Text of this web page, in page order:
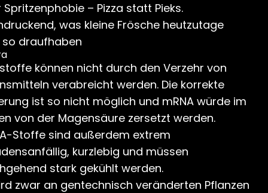
Spritzenphobie – Pizza statt Pieks.
was kleine Frösche heutzutage
so draufhaben
können nicht durch den Verzehr von
verabreicht werden. Die korrekte
ist so nicht möglich und mRNA würde im
von der Magensäure zersetzt werden.
Stoffe sind außerdem extrem
kurzlebig und müssen
stark gekühlt werden.
zwar an gentechnisch veränderten Pflanzen